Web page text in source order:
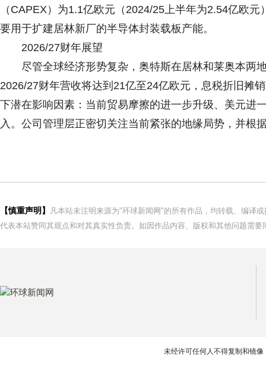
（CAPEX）为1.1亿欧元（2024/25上半年为2.54亿欧
要用于扩建居林新厂的半导体封装载板产能。
2026/27财年展望
尽管全球经济形势复杂，奥特斯在居林和莱奥本两
2026/27财年营收将达到21亿至24亿欧元，息税折旧摊
下潜在影响因素：当前贸易摩擦的进一步升级、美元进
入。公司管理层正密切关注当前紧张的地缘局势，并根
【慎重声明】
凡本站未注明来源为"环球新闻网"的所有作品，均转载、编译
代表本站赞同其观点和对其真实性负责。如因作品内容、版权和其他问题需
未经许可任何人不得复制和镜